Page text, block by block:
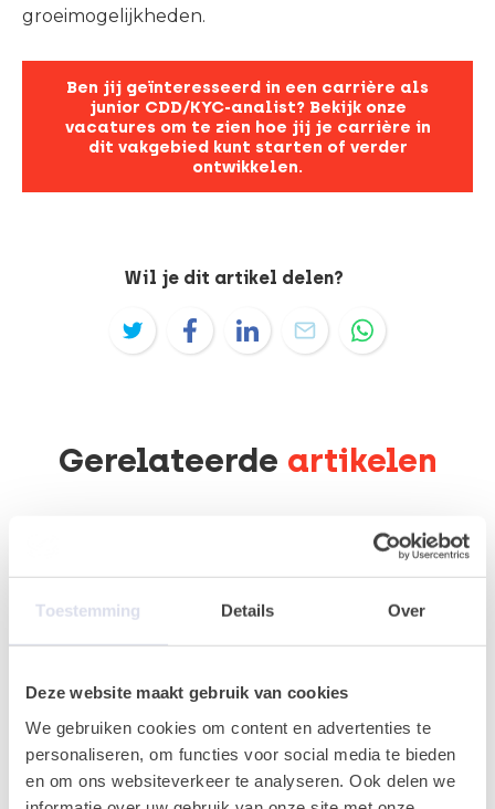
Toestemming Details Over
Deze website maakt gebruik van cookies
We gebruiken cookies om content en advertenties te
personaliseren, om functies voor social media te bieden
en om ons websiteverkeer te analyseren. Ook delen we
groeimogelijkheden.
Ben jij geïnteresseerd in een carrière als
junior CDD/KYC-analist? Bekijk onze
vacatures om te zien hoe jij je carrière in
dit vakgebied kunt starten of verder
ontwikkelen.
Wil je dit artikel delen?
Gerelateerde artikelen